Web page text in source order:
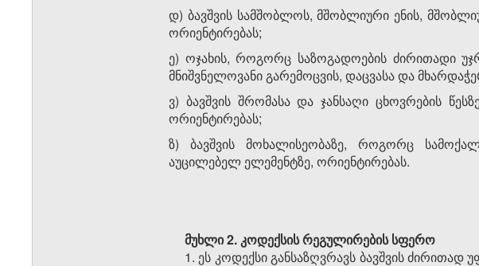
დ) ბავშვის სამშობლოს, მშობლიური ენის,
ორიენტირებას;
ე) ოჯახის, როგორც საზოგადოების ძირითადი
მნიშვნელოვანი გარემოცვის, დაცვასა და
ვ) ბავშვის შრომასა და ჯანსაღი ცხოვრების
ორიენტირებას;
ზ) ბავშვის მოხალისეობაზე, როგორც
აუცილებელ ელემენტზე, ორიენტირებას.
მუხლი 2.კოდექსის რეგულირების სფერო
1. ეს კოდექსი განსაზღვრავს ბავშვის ძირითად